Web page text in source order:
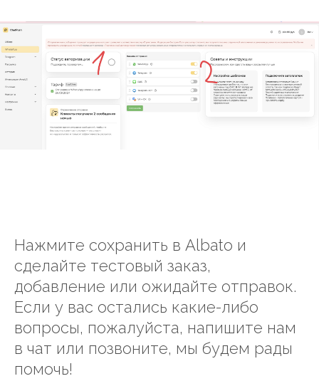
Нажмите сохранить в Albato и
сделайте тестовый заказ,
добавление или ожидайте отправок.
Если у вас остались какие-либо
вопросы, пожалуйста, напишите нам
в чат или позвоните, мы будем рады
помочь!